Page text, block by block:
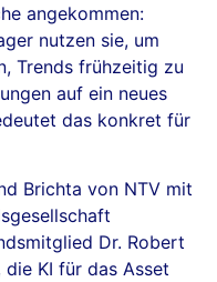
angekommen:
nutzen sie, um
Trends frühzeitig zu
auf ein neues
das konkret für
Brichta von NTV mit
Dr. Robert
KI für das Asset